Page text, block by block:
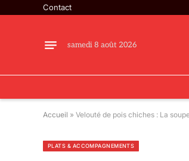
Contact
samedi 8 août 2026
Accueil » Velouté de pois chiches : La
PLATS & ACCOMPAGNEMENTS